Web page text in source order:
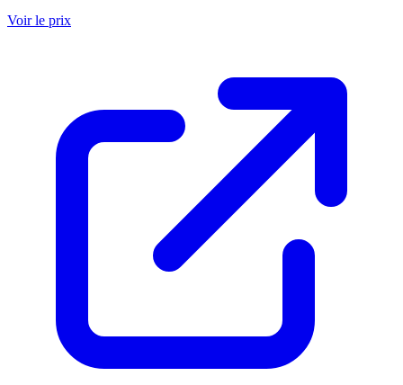
Voir le prix